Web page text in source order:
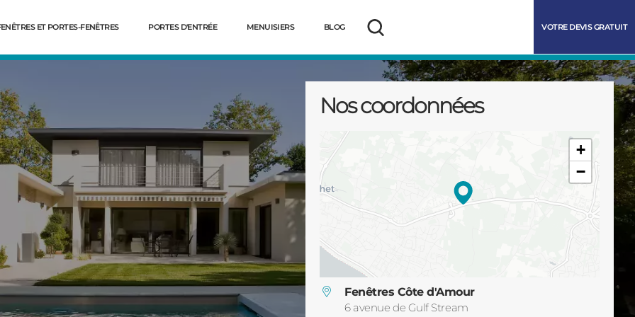
Démarrer
ET PORTES-FENÊTRES PORTES D'ENTRÉE MENUISIERS BLOG
Rechercher
VOTRE DEVIS GRATUIT
Nos coordonnées
+
−
Fenêtres Côte d'Amour
6 avenue de Gulf Stream